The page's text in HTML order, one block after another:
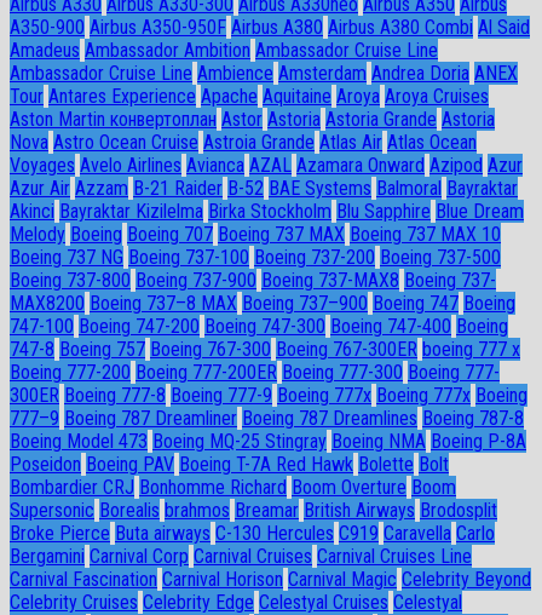
A350-900 Airbus A350-950F Airbus A380 Airbus A380 Combi Al Said
Amadeus Ambassador Ambition Ambassador Cruise Line
Ambassador Сruise Line Ambience Amsterdam Andrea Doria ANEX
Tour Antares Experience Apache Aquitaine Aroya Aroya Cruises
Aston Martin конвертоплан Astor Astoria Astoria Grande Astoria
Nova Astro Ocean Cruise Astroia Grande Atlas Air Atlas Ocean
Voyages Avelo Airlines Avianca AZAL Azamara Onward Azipod Azur
Azur Air Azzam B-21 Raider B-52 BAE Systems Balmoral Bayraktar
Akinci Bayraktar Kizilelma Birka Stockholm Blu Sapphire Blue Dream
Melody Boeing Boeing 707 Boeing 737 MAX Boeing 737 MAX 10
Boeing 737 NG Boeing 737-100 Boeing 737-200 Boeing 737-500
Boeing 737-800 Boeing 737-900 Boeing 737-MAX8 Boeing 737-
MAX8200 Boeing 737–8 MAX Boeing 737–900 Boeing 747 Boeing
747-100 Boeing 747-200 Boeing 747-300 Boeing 747-400 Boeing
747-8 Boeing 757 Boeing 767-300 Boeing 767-300ER boeing 777 x
Boeing 777-200 Boeing 777-200ER Boeing 777-300 Boeing 777-
300ER Boeing 777-8 Boeing 777-9 Boeing 777x Boeing 777х Boeing
777–9 Boeing 787 Dreamliner Boeing 787 Dreamlines Boeing 787-8
Boeing Model 473 Boeing MQ-25 Stingray Boeing NMA Boeing P-8A
Poseidon Boeing PAV Boeing T-7A Red Hawk Bolette Bolt
Bombardier CRJ Bonhomme Richard Boom Overture Boom
Supersonic Borealis brahmos Breamar British Airways Brodosplit
Broke Pierce Buta airways C-130 Hercules C919 Caravella Carlo
Bergamini Carnival Corp Carnival Cruises Carnival Cruises Line
Carnival Fascination Carnival Horison Carnival Magic Celebrity Beyond
Celebrity Cruises Celebrity Edge Celestyal Cruises Celestyal